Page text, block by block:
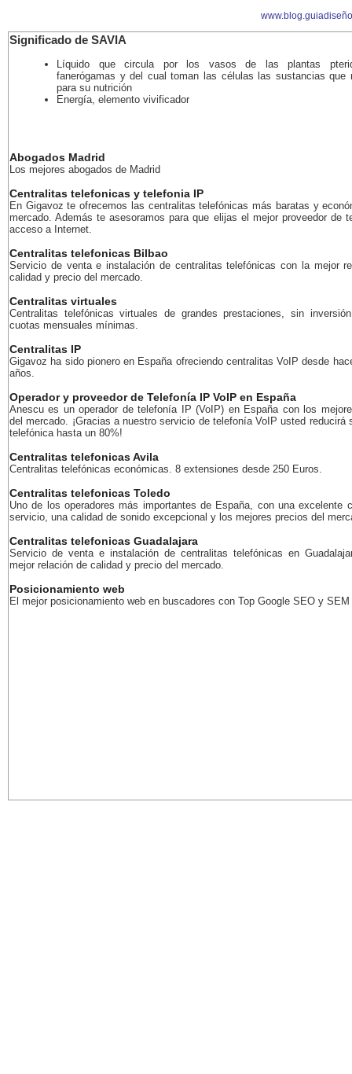
Significado de SAVIA
Líquido que circula por los vasos de las plantas
fanerógamas y del cual toman las células las sustancias que
para su nutrición
Energía, elemento vivificador
Abogados Madrid
Los mejores abogados de Madrid
Centralitas telefonicas y telefonia IP
En Gigavoz te ofrecemos las centralitas telefónicas más baratas y
mercado. Además te asesoramos para que elijas el mejor proveedor de
acceso a Internet.
Centralitas telefonicas Bilbao
Servicio de venta e instalación de centralitas telefónicas con la mejor
calidad y precio del mercado.
Centralitas virtuales
Centralitas telefónicas virtuales de grandes prestaciones, sin
cuotas mensuales mínimas.
Centralitas IP
Gigavoz ha sido pionero en España ofreciendo centralitas VoIP desde
años.
Operador y proveedor de Telefonía IP VoIP en España
Anescu es un operador de telefonía IP (VoIP) en España con los
del mercado. ¡Gracias a nuestro servicio de telefonía VoIP usted reducirá
telefónica hasta un 80%!
Centralitas telefonicas Avila
Centralitas telefónicas económicas. 8 extensiones desde 250 Euros.
Centralitas telefonicas Toledo
Uno de los operadores más importantes de España, con una excelente
servicio, una calidad de sonido excepcional y los mejores precios del
Centralitas telefonicas Guadalajara
Servicio de venta e instalación de centralitas telefónicas en
mejor relación de calidad y precio del mercado.
Posicionamiento web
El mejor posicionamiento web en buscadores con Top Google SEO y SEM